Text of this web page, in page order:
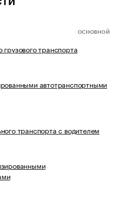
ОСНОВНОЙ
транспорта
автотранспортными
транспорта с водителем